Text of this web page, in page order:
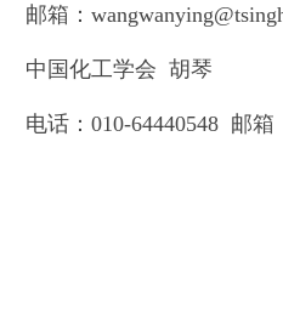
邮箱：
中国化工学会 胡琴
电话：010-64440548 邮箱
中